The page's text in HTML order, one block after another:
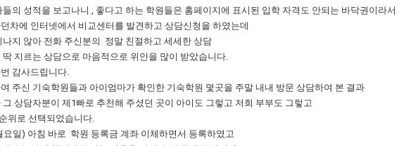
들의 성적을 보고나니 , 좋다고 하는 학원들은 홈페이지에 표시된 입학 자격도 안되는 바닥권이라서
차에 인터넷에서 비교센터를 발견하고 상담신청을 하였는데
나지 않아 전화 주신분의 정말 친절하고 세세한 상담
딱 지르는 상담으로 마음적으로 위안을 많이 받았습니다.
감사드립니다.
주신 기숙학원들과 아이엄마가 확인한 기숙학원 몇곳을 주말 내내 방문 상담하여 본 결과
그 상담자분이 제1빠로 추천해 주셨던 곳이 아이도 그렇고 저희 부부도 그렇고
위로 선택되었습니다.
요일) 아침 바로 학원 등록금 계좌 이체하면서 등록하였고